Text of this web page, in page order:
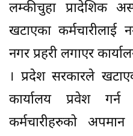
लम्कीचुहा प्रादेशिक
खटाएका कर्मचारीलाई
नगर प्रहरी लगाएर
। प्रदेश सरकारले
कार्यालय प्रवेश
कर्मचारीहरुको अपमान